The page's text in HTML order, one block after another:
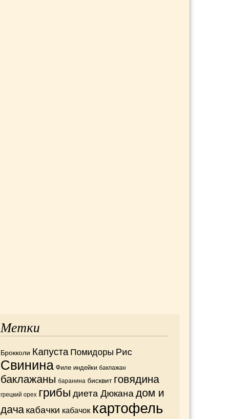
Метки
Брокколи Капуста Помидоры Рис
Свинина Филе индейки баклажан
баклажаны баранина бисквит говядина
грецкий орех грибы диета Дюкана дом и
дача кабачки кабачок картофель